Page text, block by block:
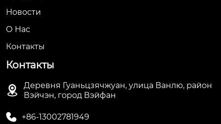
Новости
О Hас
Контакты
Контакты

Деревня Гуаньцзячжуан, улица Ванлю, район
Вэйчэн, город Вэйфан
 +86-13002781949